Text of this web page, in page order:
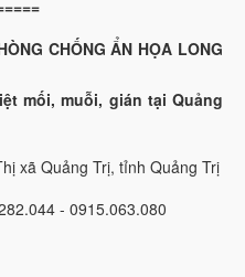
CHỐNG ẨN HỌA LONG
mối, muỗi, gián tại Quảng
xã Quảng Trị, tỉnh Quảng Trị
- 0915.063.080